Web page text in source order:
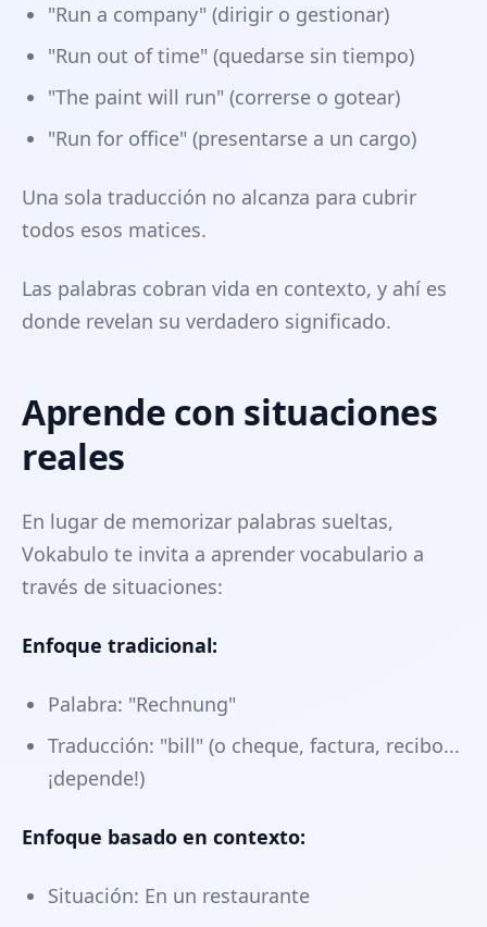
"Run a company" (dirigir o gestionar)
"Run out of time" (quedarse sin tiempo)
"The paint will run" (correrse o gotear)
"Run for office" (presentarse a un cargo)
Una sola traducción no alcanza para cubrir
todos esos matices.
Las palabras cobran vida en contexto, y ahí es
donde revelan su verdadero significado.
Aprende con situaciones
reales
En lugar de memorizar palabras sueltas,
Vokabulo te invita a aprender vocabulario a
través de situaciones:
Enfoque tradicional:
Palabra: "Rechnung"
Traducción: "bill" (o cheque, factura, recibo...
¡depende!)
Enfoque basado en contexto:
Situación: En un restaurante